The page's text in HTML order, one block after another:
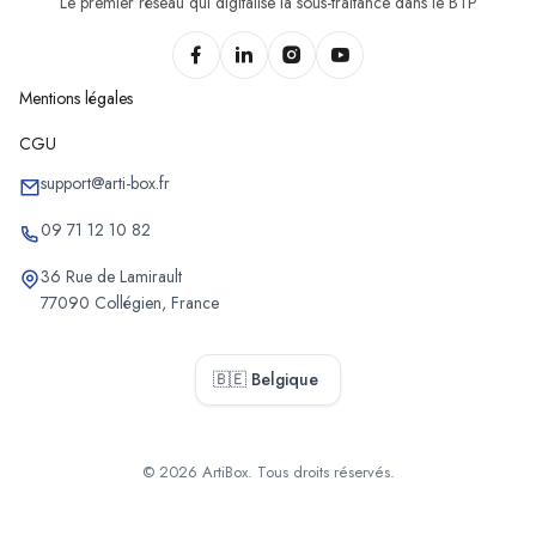
Chantiers de pose de menuiseries d'Héron
Mentions légales
CGU
support@arti-box.fr
09 71 12 10 82
36 Rue de Lamirault
77090 Collégien, France
🇧🇪 Belgique
© 2026 ArtiBox. Tous droits réservés.